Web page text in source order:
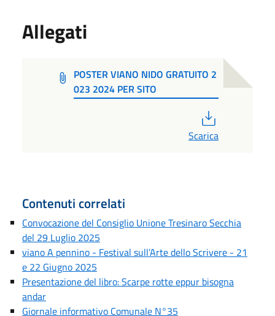
Allegati
POSTER VIANO NIDO GRATUITO 2
023 2024 PER SITO
Scarica
Contenuti correlati
Convocazione del Consiglio Unione Tresinaro Secchia
del 29 Luglio 2025
viano A pennino - Festival sull’Arte dello Scrivere - 21
e 22 Giugno 2025
Presentazione del libro: Scarpe rotte eppur bisogna
andar
Giornale informativo Comunale N°35